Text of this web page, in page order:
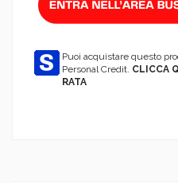
Puoi acquistare questo
Personal Credit. CLICCA
RATA